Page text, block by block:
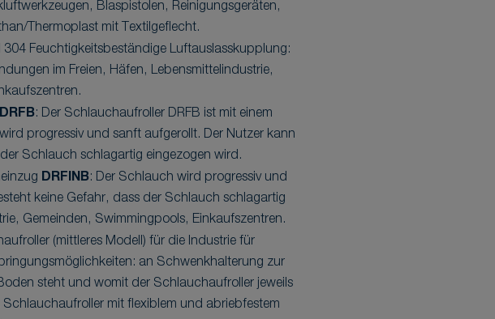
Blaspistolen, Reinigungsgeräten,
Thermoplast mit Textilgeflecht.
304 Feuchtigkeitsbeständige Luftauslasskupplung:
im Freien, Häfen, Lebensmittelindustrie,
DRFB: Der Schlauchaufroller DRFB ist mit einem
progressiv und sanft aufgerollt. Der Nutzer kann
Schlauch schlagartig eingezogen wird.
DRFINB: Der Schlauch wird progressiv und
keine Gefahr, dass der Schlauch schlagartig
Gemeinden, Swimmingpools, Einkaufszentren.
(mittleres Modell) für die Industrie für
an Schwenkhalterung zur
steht und womit der Schlauchaufroller jeweils
mit flexiblem und abriebfestem